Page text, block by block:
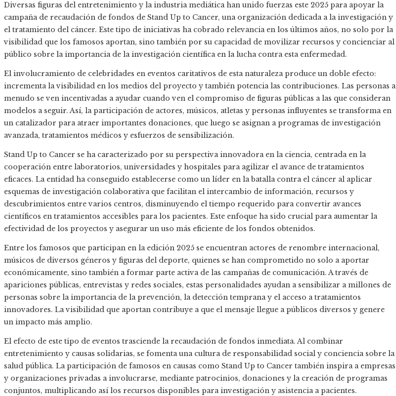
Diversas figuras del entretenimiento y la industria mediática han unido fuerzas este 2025 para apoyar la
campaña de recaudación de fondos de Stand Up to Cancer, una organización dedicada a la investigación y
el tratamiento del cáncer. Este tipo de iniciativas ha cobrado relevancia en los últimos años, no solo por la
visibilidad que los famosos aportan, sino también por su capacidad de movilizar recursos y concienciar al
público sobre la importancia de la investigación científica en la lucha contra esta enfermedad.
El involucramiento de celebridades en eventos caritativos de esta naturaleza produce un doble efecto:
incrementa la visibilidad en los medios del proyecto y también potencia las contribuciones. Las personas a
menudo se ven incentivadas a ayudar cuando ven el compromiso de figuras públicas a las que consideran
modelos a seguir. Así, la participación de actores, músicos, atletas y personas influyentes se transforma en
un catalizador para atraer importantes donaciones, que luego se asignan a programas de investigación
avanzada, tratamientos médicos y esfuerzos de sensibilización.
Stand Up to Cancer se ha caracterizado por su perspectiva innovadora en la ciencia, centrada en la
cooperación entre laboratorios, universidades y hospitales para agilizar el avance de tratamientos
eficaces. La entidad ha conseguido establecerse como un líder en la batalla contra el cáncer al aplicar
esquemas de investigación colaborativa que facilitan el intercambio de información, recursos y
descubrimientos entre varios centros, disminuyendo el tiempo requerido para convertir avances
científicos en tratamientos accesibles para los pacientes. Este enfoque ha sido crucial para aumentar la
efectividad de los proyectos y asegurar un uso más eficiente de los fondos obtenidos.
Entre los famosos que participan en la edición 2025 se encuentran actores de renombre internacional,
músicos de diversos géneros y figuras del deporte, quienes se han comprometido no solo a aportar
económicamente, sino también a formar parte activa de las campañas de comunicación. A través de
apariciones públicas, entrevistas y redes sociales, estas personalidades ayudan a sensibilizar a millones de
personas sobre la importancia de la prevención, la detección temprana y el acceso a tratamientos
innovadores. La visibilidad que aportan contribuye a que el mensaje llegue a públicos diversos y genere
un impacto más amplio.
El efecto de este tipo de eventos trasciende la recaudación de fondos inmediata. Al combinar
entretenimiento y causas solidarias, se fomenta una cultura de responsabilidad social y conciencia sobre la
salud pública. La participación de famosos en causas como Stand Up to Cancer también inspira a empresas
y organizaciones privadas a involucrarse, mediante patrocinios, donaciones y la creación de programas
conjuntos, multiplicando así los recursos disponibles para investigación y asistencia a pacientes.